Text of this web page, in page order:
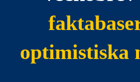
optimistiska